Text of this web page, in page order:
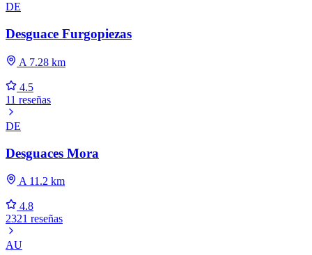
DE
Desguace Furgopiezas
A 7.28 km
4.5
11 reseñas
DE
Desguaces Mora
A 11.2 km
4.8
2321 reseñas
AU